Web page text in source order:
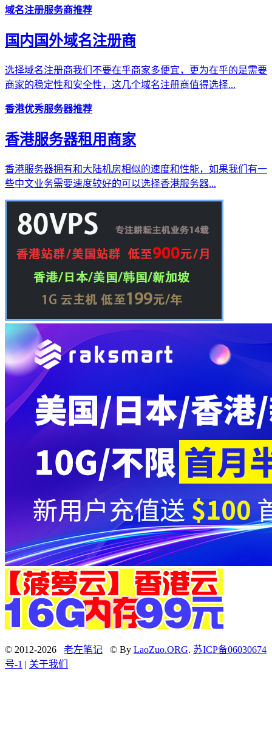
域名注册服务商推荐
国内国外域名注册商
选择域名注册商我们不要在乎商家多便宜，更为在乎的是需要
商家的稳定性和安全性，这几个域名注册商值得选择...
香港优秀服务器推荐
香港服务器租用商家
香港服务器拥有和大陆机房相似的速度和性能，如果我们有一
些中文业务需要速度较好的可以选择香港服务器...
© 2012-2026 老左笔记 © By LaoZuo.ORG. 苏ICP备06030674
号-1 | 关于我们